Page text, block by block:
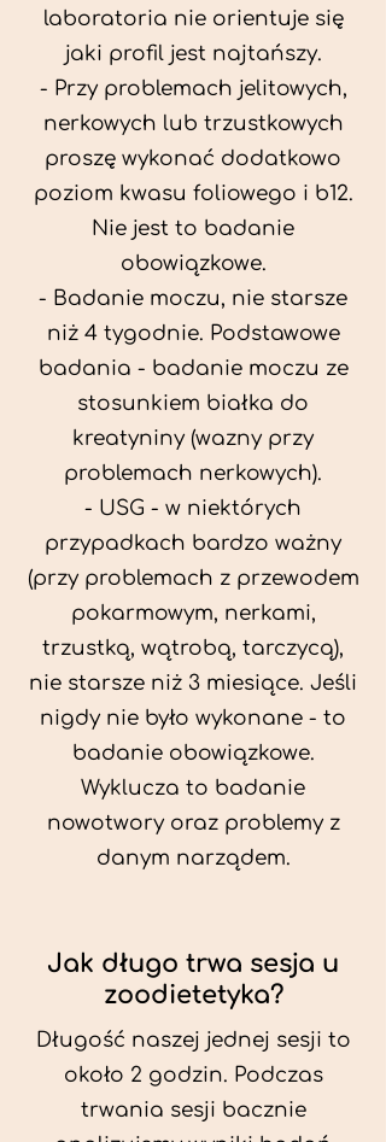
laboratoria nie orientuje się
jaki profil jest najtańszy.
- Przy problemach jelitowych,
nerkowych lub trzustkowych
proszę wykonać dodatkowo
poziom kwasu foliowego i b12.
Nie jest to badanie
obowiązkowe.
- Badanie moczu, nie starsze
niż 4 tygodnie. Podstawowe
badania - badanie moczu ze
stosunkiem białka do
kreatyniny (wazny przy
problemach nerkowych).
- USG - w niektórych
przypadkach bardzo ważny
(przy problemach z przewodem
pokarmowym, nerkami,
trzustką, wątrobą, tarczycą),
nie starsze niż 3 miesiące. Jeśli
nigdy nie było wykonane - to
badanie obowiązkowe.
Wyklucza to badanie
nowotwory oraz problemy z
danym narządem.
Jak długo trwa sesja u
zoodietetyka?
Długość naszej jednej sesji to
około 2 godzin. Podczas
trwania sesji bacznie